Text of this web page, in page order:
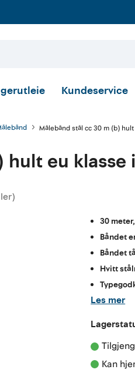
Kundeservice
Målebånd stål cc 30 m (b)
eu
)
30
Båndet
Båndet
Hvitt
Les mer
Kan